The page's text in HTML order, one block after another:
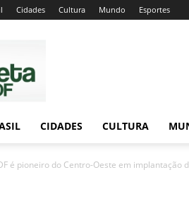
Cidades Cultura Mundo Esportes
CIDADES CULTURA
é pioneiro do Centro-Oeste em implantação